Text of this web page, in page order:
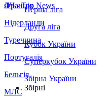
Франція
Нідерланди
Туреччина
Португалія
Бельгія
МЛС
ЛЧ - Top News
Перша ліга
Друга ліга
Кубок України
Суперкубок України
Збірна України
Збірні